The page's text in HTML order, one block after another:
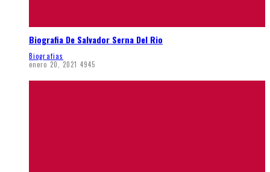
Biografia De Salvador Serna Del Rio
Biografias
enero 20, 2021 4945